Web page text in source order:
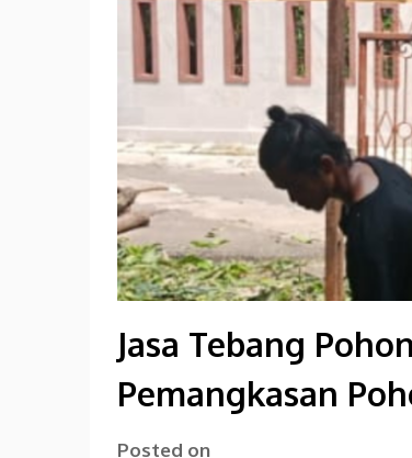
Jasa Tebang
Pemangkasan
Posted on